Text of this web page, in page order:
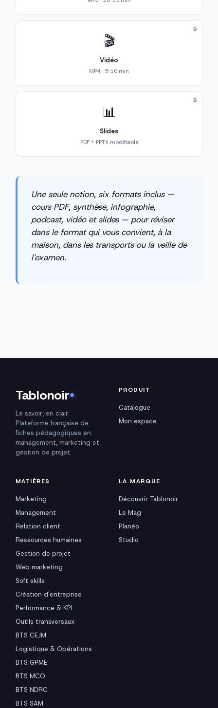
🎬
Vidéo
MP4 · 5-10 min
🔒
📊
Slides
PDF + PPTX modifiable
🔒
Une seule notion, six formats inclus —
cours PDF, synthèse, infographie,
podcast, vidéo et slides — pour réviser
dans le format qui vous convient, à la
maison, dans les transports ou la veille de
l'examen.
Tablonoir
Le savoir, en clair.
Plateforme française de
fiches pédagogiques en
management, marketing et
gestion de projet.
PRODUIT
Catalogue
Mon espace
MATIÈRES
Marketing
Management
Relation client
Ressources humaines
Gestion de projet
Web marketing
Soft skills
Création d'entreprise
Performance & KPI
Outils transversaux
BTS CEJM
Logistique & Opérations
BTS GPME
BTS MCO
BTS NDRC
BTS SAM
LA MARQUE
Découvrir Tablonoir
Le Mag
Planéo
Studio